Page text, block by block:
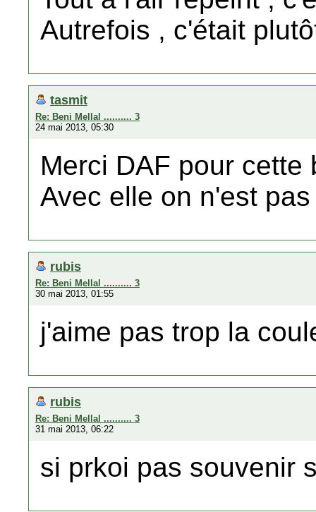
Autrefois , c'était
tasmit
Re: Beni Mellal .......... 3
24 mai 2013, 05:30
Merci DAF pour
Avec elle on n'est
rubis
Re: Beni Mellal .......... 3
30 mai 2013, 01:55
j'aime pas trop la
rubis
Re: Beni Mellal .......... 3
31 mai 2013, 06:22
si prkoi pas souvenir